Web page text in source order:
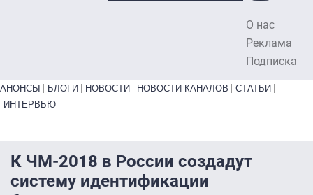
О нас
Реклама
Подписка
Primary links bottom
АНОНСЫ БЛОГИ НОВОСТИ НОВОСТИ КАНАЛОВ
СТАТЬИ
ИНТЕРВЬЮ
К ЧМ-2018 в России создадут
систему идентификации